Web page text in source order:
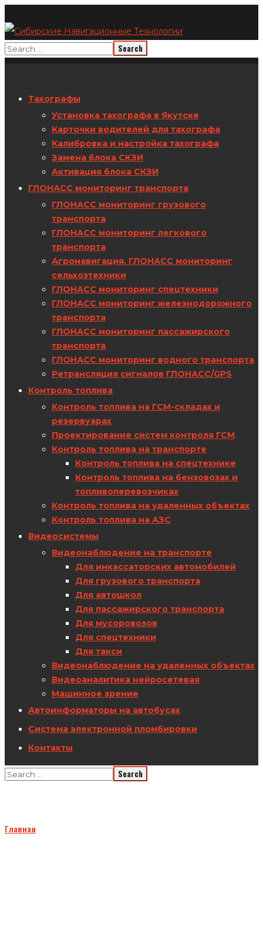
Тахографы
Установка тахографа в Якутске
Карточки водителей для тахографа
Калибровка и настройка тахографа
Замена блока СКЗИ
Активация блока СКЗИ
ГЛОНАСС мониторинг транспорта
ГЛОНАСС мониторинг грузового
транспорта
ГЛОНАСС мониторинг легкового
транспорта
Агронавигация. ГЛОНАСС мониторинг
сельхозтехники
ГЛОНАСС мониторинг спецтехники
ГЛОНАСС мониторинг железнодорожного
транспорта
ГЛОНАСС мониторинг пассажирского
транспорта
ГЛОНАСС мониторинг водного транспорта
Ретрансляция сигналов ГЛОНАСС/GPS
Контроль топлива
Контроль топлива на ГСМ-складах и
резервуарах
Проектирование систем контроля ГСМ
Контроль топлива на транспорте
Контроль топлива на спецтехнике
Контроль топлива на бензовозах и
топливоперевозчиках
Контроль топлива на удаленных объектах
Контроль топлива на АЗС
Видеосистемы
Видеонаблюдение на транспорте
Для инкассаторских автомобилей
Для грузового транспорта
Для автошкол
Для пассажирского транспорта
Для мусоровозов
Для спецтехники
Для такси
Видеонаблюдение на удаленных объектах
Видеоаналитика нейросетевая
Машинное зрение
Автоинформаторы на автобусах
Система электронной пломбировки
Контакты
Главная